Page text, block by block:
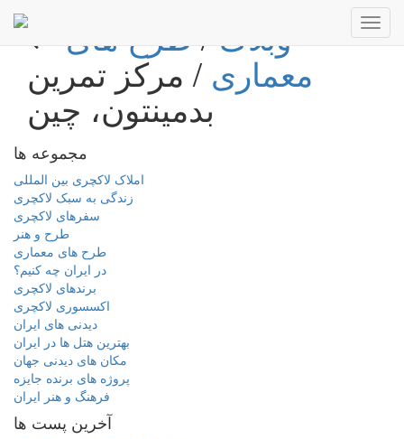
وبلاگ/طرح های
معماری / مرکز تمرین
بدمینتون، چین
مجموعه ها
املاک لاکچری بین المللی
زندگی به سبک لاکچری
سفرهای لاکچری
طرح و هنر
طرح های معماری
در ایران چه کنیم؟
برندهای لاکچری
اکسسوری لاکچری
دیدنی های ایران
بهترین هتل ها در ایران
مکان های دیدنی جهان
پروژه های برنده جایزه
فرهنگ و هنر ایران
آخرین پست ها